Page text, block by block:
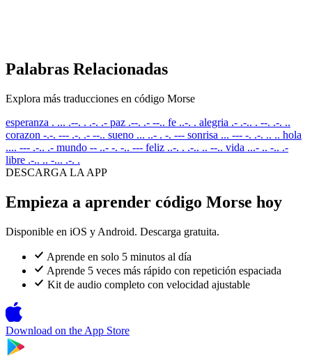
Palabras Relacionadas
Explora más traducciones en código Morse
esperanza . ... .--. . .-. .- paz .--. .- --.. fe ..-. . alegria .- .-.. . --. .-. ..
corazon -.-. --- .-. .- --.. sueno ... ..- . -. --- sonrisa ... --- -. .-. .. .. hola
.... --- .-.. .- mundo -- ..- -. -.. --- feliz ..-. . .-.. .. --.. vida ...- .. -.. .-
libre .-.. .. -... .-. .
DESCARGA LA APP
Empieza a aprender código Morse hoy
Disponible en iOS y Android. Descarga gratuita.
Aprende en solo 5 minutos al día
Aprende 5 veces más rápido con repetición espaciada
Kit de audio completo con velocidad ajustable
Download on the App Store